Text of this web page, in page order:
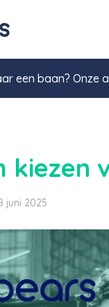
een baan? Onze
kiezen
juni 2025